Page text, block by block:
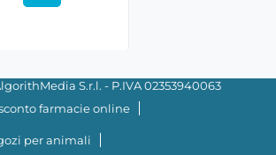
S.r.l. - P.IVA 02353940063
farmacie online
per animali